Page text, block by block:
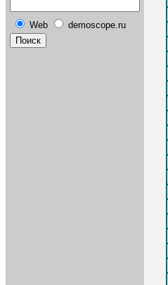
Web demoscope.ru